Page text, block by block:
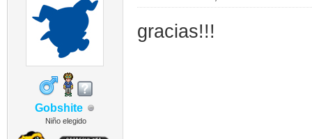
Gobshite
Niño elegido
gracias!!!